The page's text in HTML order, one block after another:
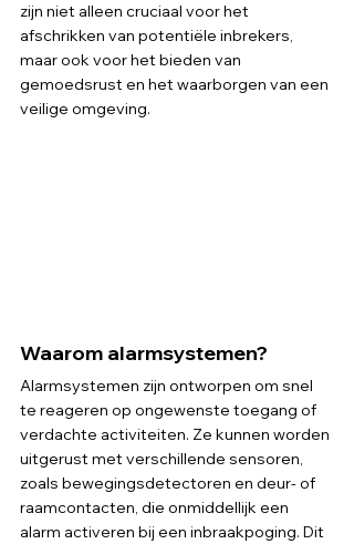
zijn niet alleen cruciaal voor het
afschrikken van potentiële inbrekers,
maar ook voor het bieden van
gemoedsrust en het waarborgen van een
veilige omgeving.
Waarom alarmsystemen?
Alarmsystemen zijn ontworpen om snel
te reageren op ongewenste toegang of
verdachte activiteiten. Ze kunnen worden
uitgerust met verschillende sensoren,
zoals bewegingsdetectoren en deur- of
raamcontacten, die onmiddellijk een
alarm activeren bij een inbraakpoging. Dit